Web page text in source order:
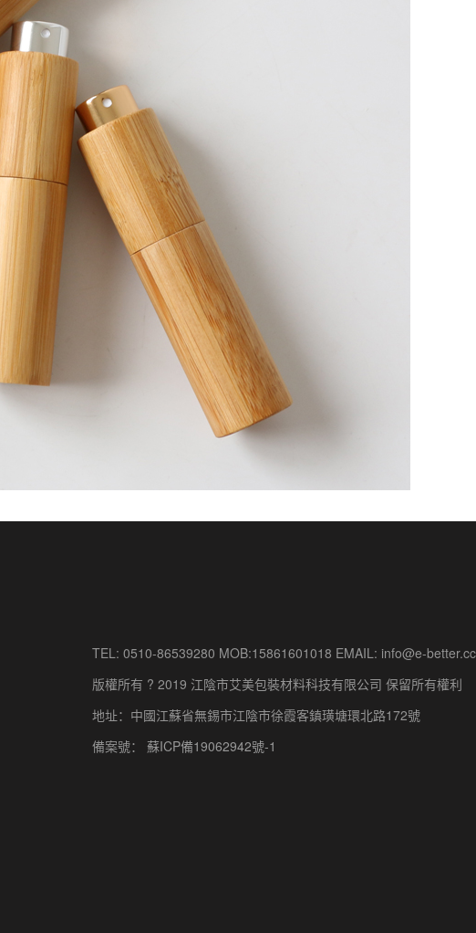
TEL: 0510-86539280 MOB:15861601018 EMAIL: info@e-better.cc
版權所有 ? 2019 江陰市艾美包裝材料科技有限公司 保留所有權利
地址：中國江蘇省無錫市江陰市徐霞客鎮璜塘環北路172號
備案號：
蘇ICP備19062942號-1